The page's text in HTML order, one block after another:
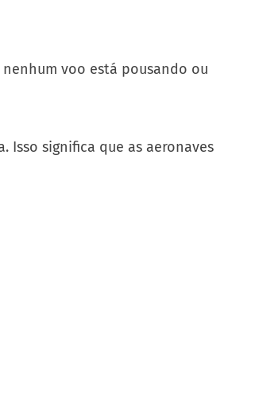
voo está pousando ou
significa que as aeronaves